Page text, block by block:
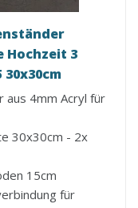
Hochzeit 3
30x30cm
4mm Acryl für
30x30cm - 2x
15cm
für